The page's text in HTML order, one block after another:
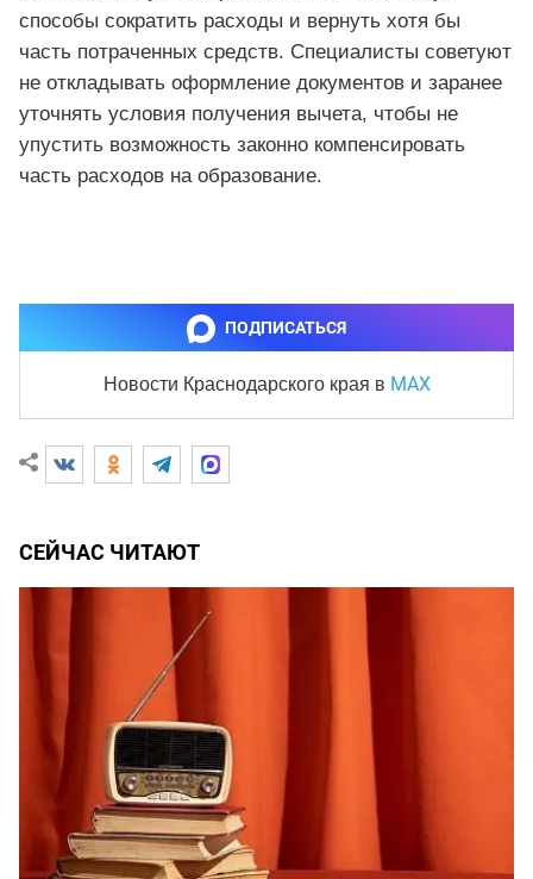
способы сократить расходы и вернуть хотя бы
часть потраченных средств. Специалисты советуют
не откладывать оформление документов и заранее
уточнять условия получения вычета, чтобы не
упустить возможность законно компенсировать
часть расходов на образование.
ПОДПИСАТЬСЯ
Новости Краснодарского края в MAX
СЕЙЧАС ЧИТАЮТ